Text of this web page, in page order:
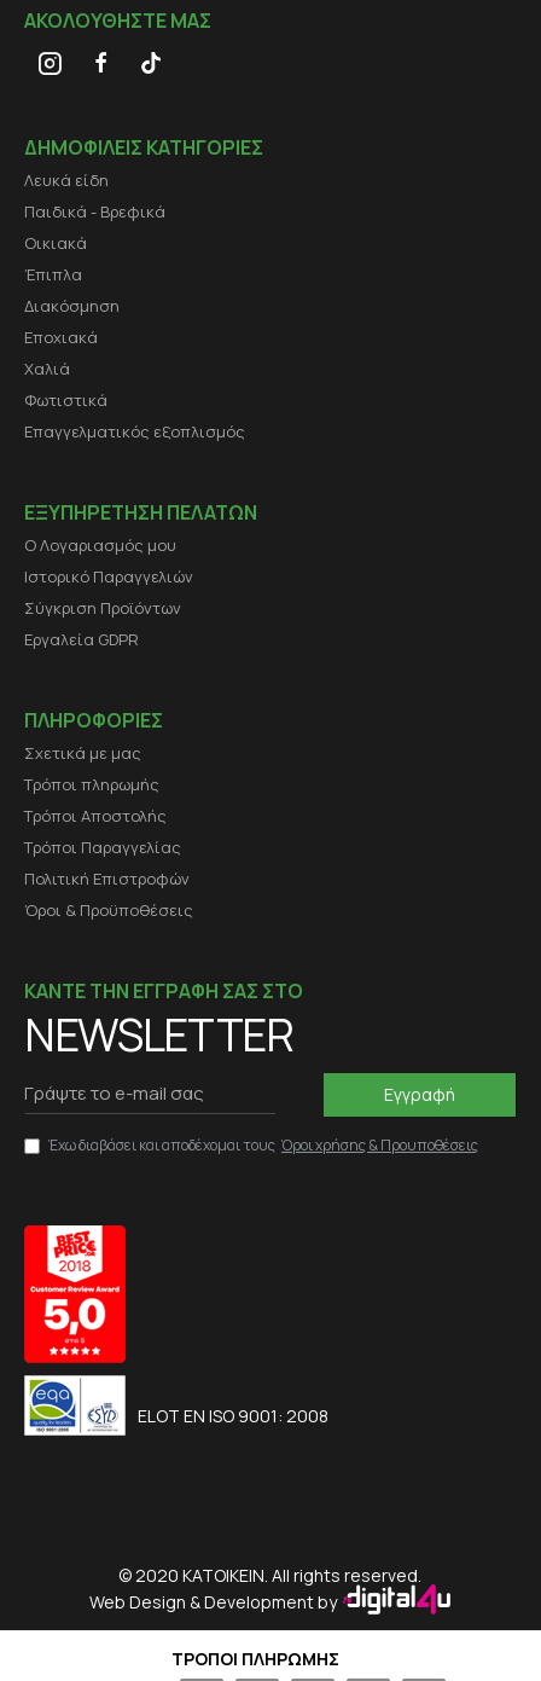
ΑΚΟΛΟΥΘΗΣΤΕ ΜΑΣ
ΔΗΜΟΦΙΛΕΙΣ ΚΑΤΗΓΟΡΙΕΣ
Λευκά είδη
Παιδικά - Βρεφικά
Οικιακά
Έπιπλα
Διακόσμηση
Εποχιακά
Χαλιά
Φωτιστικά
Επαγγελματικός εξοπλισμός
ΕΞΥΠΗΡΕΤΗΣΗ ΠΕΛΑΤΩΝ
Ο Λογαριασμός μου
Ιστορικό Παραγγελιών
Σύγκριση Προϊόντων
Εργαλεία GDPR
ΠΛΗΡΟΦΟΡΙΕΣ
Σχετικά με μας
Τρόποι πληρωμής
Τρόποι Αποστολής
Τρόποι Παραγγελίας
Πολιτική Επιστροφών
Όροι & Προϋποθέσεις
ΚΑΝΤΕ ΤΗΝ ΕΓΓΡΑΦΗ ΣΑΣ ΣΤΟ
NEWSLETTER
Εγγραφή
Έχω διαβάσει και αποδέχομαι τους Όροι χρήσης & Προυποθέσεις
ELOT EN ISO 9001: 2008
© 2020 KATOIKEIN. All rights reserved.
Web Design & Development by
ΤΡΟΠΟΙ ΠΛΗΡΩΜΗΣ